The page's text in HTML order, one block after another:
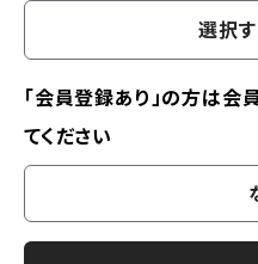
選択す
「会員登録あり」の方は
てください